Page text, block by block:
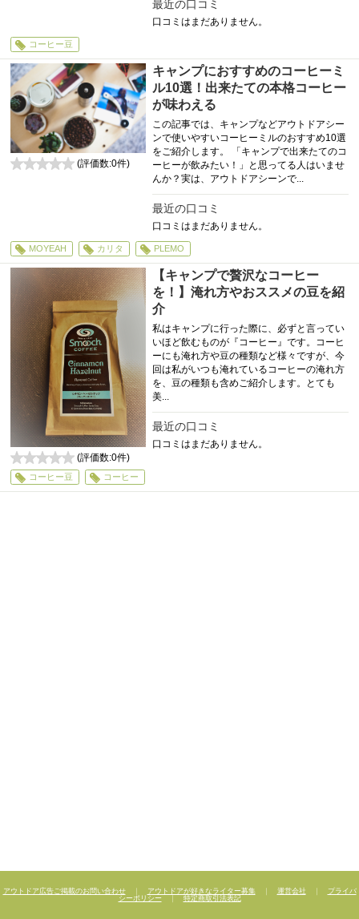
最近の口コミ
口コミはまだありません。
コーヒー豆
キャンプにおすすめのコーヒーミ
ル10選！出来たての本格コーヒー
が味わえる
この記事では、キャンプなどアウトドアシー
ンで使いやすいコーヒーミルのおすすめ10選
をご紹介します。 「キャンプで出来たてのコ
ーヒーが飲みたい！」と思ってる人はいませ
んか？実は、アウトドアシーンで...
最近の口コミ
口コミはまだありません。
(評価数:0件)
MOYEAH カリタ PLEMO
【キャンプで贅沢なコーヒー
を！】淹れ方やおススメの豆を紹
介
私はキャンプに行った際に、必ずと言ってい
いほど飲むものが『コーヒー』です。コーヒ
ーにも淹れ方や豆の種類など様々ですが、今
回は私がいつも淹れているコーヒーの淹れ方
を、豆の種類も含めご紹介します。とても
美...
最近の口コミ
口コミはまだありません。
0
(評価数:0件)
コーヒー豆 コーヒー
アウトドア広告ご掲載のお問い合わせ｜ アウトドアが好きなライター募集｜ 運営会社
プライバ
シーポリシー｜ 特定商取引法表記